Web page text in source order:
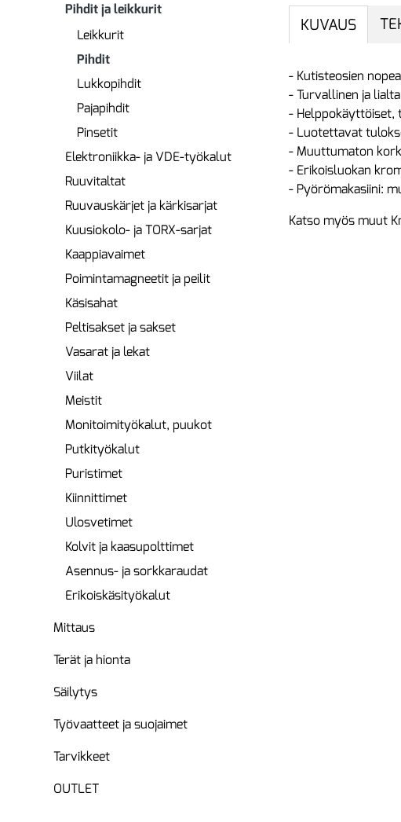
Pihdit ja leikkurit
Leikkurit
Pihdit
Lukkopihdit
Pajapihdit
Pinsetit
Elektroniikka- ja VDE-työkalut
Ruuvitaltat
Ruuvauskärjet ja kärkisarjat
Kuusiokolo- ja TORX-sarjat
Kaappiavaimet
Poimintamagneetit ja peilit
Käsisahat
Peltisakset ja sakset
Vasarat ja lekat
Viilat
Meistit
Monitoimityökalut, puukot
Putkityökalut
Puristimet
Kiinnittimet
Ulosvetimet
Kolvit ja kaasupolttimet
Asennus- ja sorkkaraudat
Erikoiskäsityökalut
Mittaus
Terät ja hionta
Säilytys
Työvaatteet ja suojaimet
Tarvikkeet
OUTLET
KUVAUS
- Kutisteosien
- Turvallinen ja
- Helppokäyttöiset,
- Luotettavat
- Muuttumaton
- Erikoisluokan
- Pyörömakasiini:
Katso myös muut